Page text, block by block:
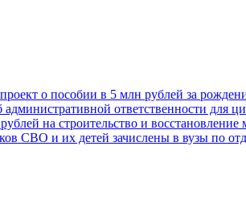
о пособии в 5 млн рублей за
административной ответственности для
на строительство и восстановление
СВО и их детей зачислены в вузы по